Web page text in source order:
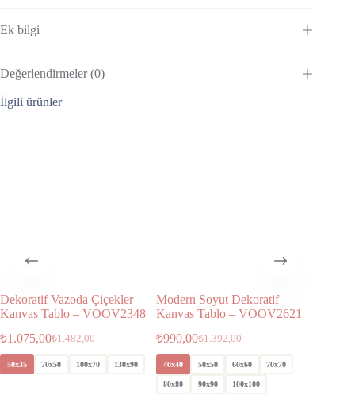
Ek bilgi
Değerlendirmeler (0)
İlgili ürünler
Dekoratif Vazoda Çiçekler
Kanvas Tablo – VOOV2348
₺1.482,00
₺1.075,00
50x35 70x50 100x70 130x90
Modern Soyut Dekoratif
Kanvas Tablo – VOOV2621
₺1.392,00
₺990,00
40x40 50x50 60x60 70x70
80x80 90x90 100x100